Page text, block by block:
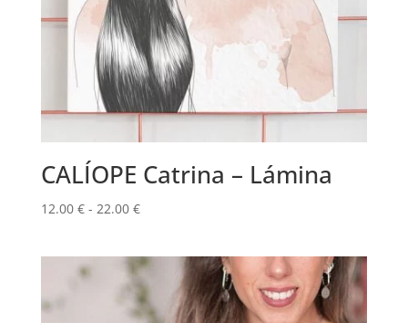
CALÍOPE Catrina – Lámina
12.00 € - 22.00 €Rango
desde
12.00 €
hasta